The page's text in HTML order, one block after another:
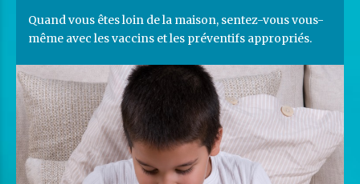
Quand vous êtes loin de la maison, sentez-vous vous-
même avec les vaccins et les préventifs appropriés.